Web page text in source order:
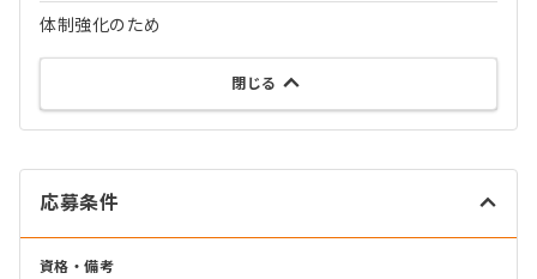
体制強化のため
閉じる
応募条件
資格・備考